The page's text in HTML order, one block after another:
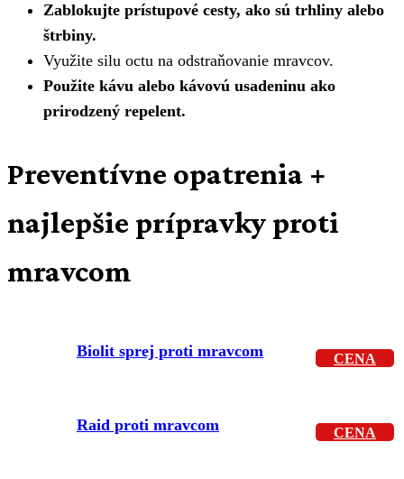
Zablokujte prístupové cesty, ako sú trhliny alebo
štrbiny.
Využite silu octu na odstraňovanie mravcov.
Použite kávu alebo kávovú usadeninu ako
prirodzený repelent.
Preventívne opatrenia +
najlepšie prípravky proti
mravcom
Biolit sprej proti mravcom CENA
Raid proti mravcom CENA